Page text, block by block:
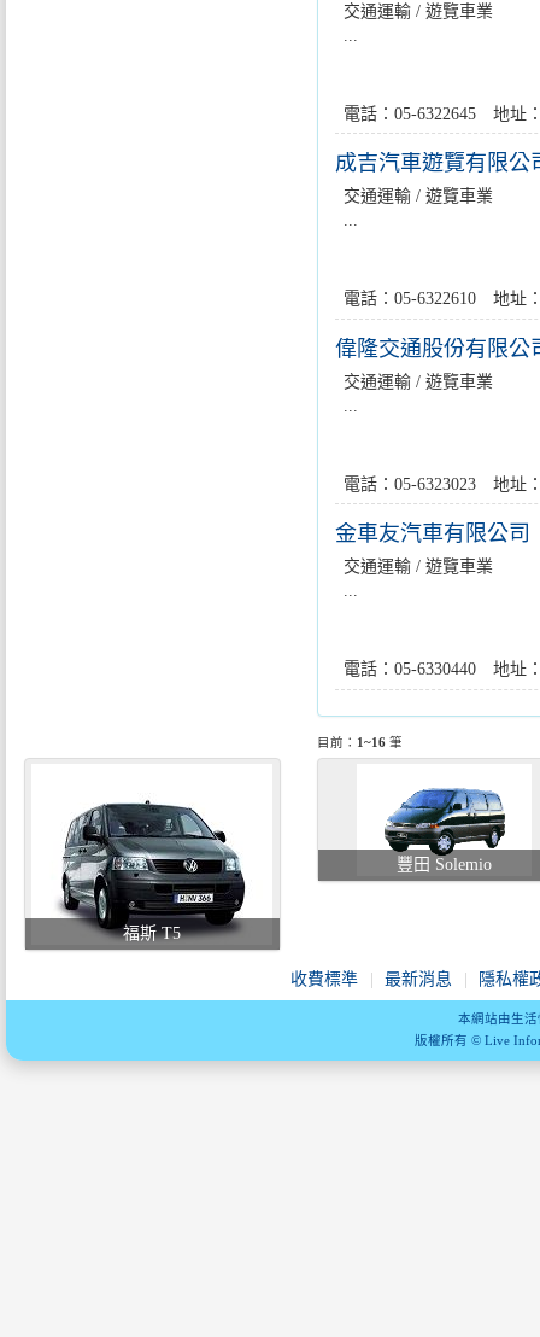
交通運輸 / 遊覽車業
電話：05-6322645 地址
成吉汽車遊覽有限公
交通運輸 / 遊覽車業
...
電話：05-6322610 地址
偉隆交通股份有限公
交通運輸 / 遊覽車業
電話：05-6323023 地址
金車友汽車有限公司
交通運輸 / 遊覽車業
...
電話：05-6330440 地址
目前： 1~16筆
福斯 T5
豐田 Solemio
收費標準 最新消息 隱私權
本網站由生
版權所有 © Live